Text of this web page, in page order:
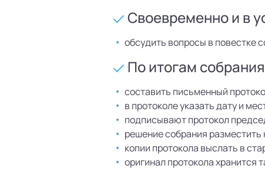
Своевременно и в
обсудить вопросы в повестке
По итогам
составить письменный
в протоколе указать дату и
подписывают протокол
решение собрания
копии протокола выслать в
оригинал протокола хранится